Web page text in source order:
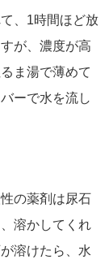
、1時間ほど放
が、濃度が高
ま湯で薄めて
ーで水を流し
の薬剤は尿石
溶かしてくれ
溶けたら、水